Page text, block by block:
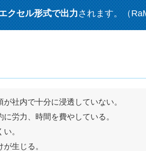
クセル形式で出力されます。（
社内で十分に浸透していない。
労力、時間を費やしている。
。
生じる。